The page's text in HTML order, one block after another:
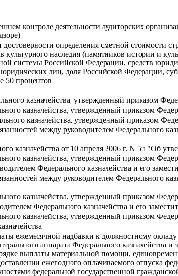
контроле деятельности аудиторских
определения сметной стоимости
культурного наследия (памятников истории и
системы Российской Федерации, средств
лиц, доля Российской Федерации,
50 процентов
казначейства, утвержденный приказом
казначейства, утвержденный приказом
казначейства, утвержденный приказом
между руководителем Федерального
казначейства от 10 апреля 2006 г. N 5н "Об
казначейства, утвержденный приказом
Федерального казначейства и его
между руководителем Федерального
казначейства, утвержденный приказом
Федерального казначейства и его
казначейства, утвержденный приказом
ежемесячной надбавки к должностному окладу
аппарата Федерального казначейства и
выплаты материальной помощи,
ежегодного оплачиваемого отпуска
федеральной государственной